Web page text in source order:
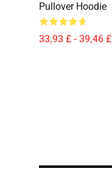
Pullover Hoodie
33,93 £ - 39,46 £